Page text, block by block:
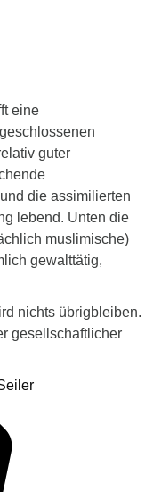
eine
guter
die assimilierten
lebend. Unten die
muslimische)
gewalttätig,
nichts übrigbleiben.
gesellschaftlicher